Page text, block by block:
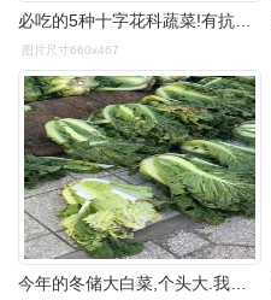
图片尺寸660x467